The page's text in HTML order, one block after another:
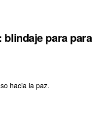
para para
hacia la paz.